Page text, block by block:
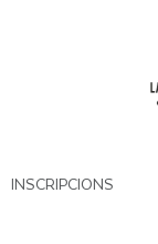
INSCRIPCIONS